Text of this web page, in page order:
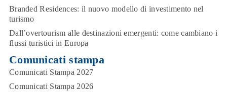
Branded Residences: il nuovo modello di investimento nel
turismo
Dall’overtourism alle destinazioni emergenti: come cambiano i
flussi turistici in Europa
Comunicati stampa
Comunicati Stampa 2027
Comunicati Stampa 2026